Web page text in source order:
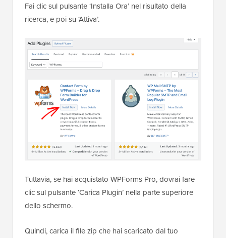
Fai clic sul pulsante ‘Installa Ora’ nel risultato della
ricerca, e poi su ‘Attiva’.
Tuttavia, se hai acquistato WPForms Pro, dovrai fare
clic sul pulsante ‘Carica Plugin’ nella parte superiore
dello schermo.
Quindi, carica il file zip che hai scaricato dal tuo